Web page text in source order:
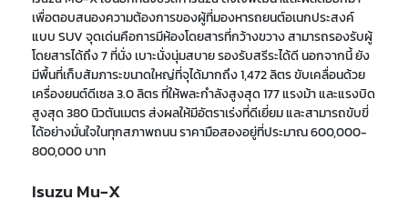
เพื่อตอบสนองความต้องการของผู้ที่มองหารถยนต์อเนกประสงค์
แบบSUV จุดเด่นคือการมีห้องโดยสารที่กว้างขวาง สามารถรองรับผู้
โดยสารได้ถึง 7 ที่นั่ง เบาะนั่งนุ่มสบาย รองรับสรีระได้ดี นอกจากนี้ ยัง
มีพื้นที่เก็บสัมภาระขนาดใหญ่ที่จุได้มากถึง 1,472 ลิตร ขับเคลื่อนด้วย
เครื่องยนต์ดีเซล 3.0 ลิตร ที่ให้พละกำลังสูงสุด 177 แรงม้า และแรงบิด
สูงสุด 380 นิวตันเมตร ส่งผลให้มีอัตราเร่งที่ดีเยี่ยม และสามารถขับขี่
ได้อย่างมั่นใจในทุกสภาพถนน ราคามือสองอยู่ที่ประมาณ 600,000-
800,000 บาท
Isuzu Mu-X